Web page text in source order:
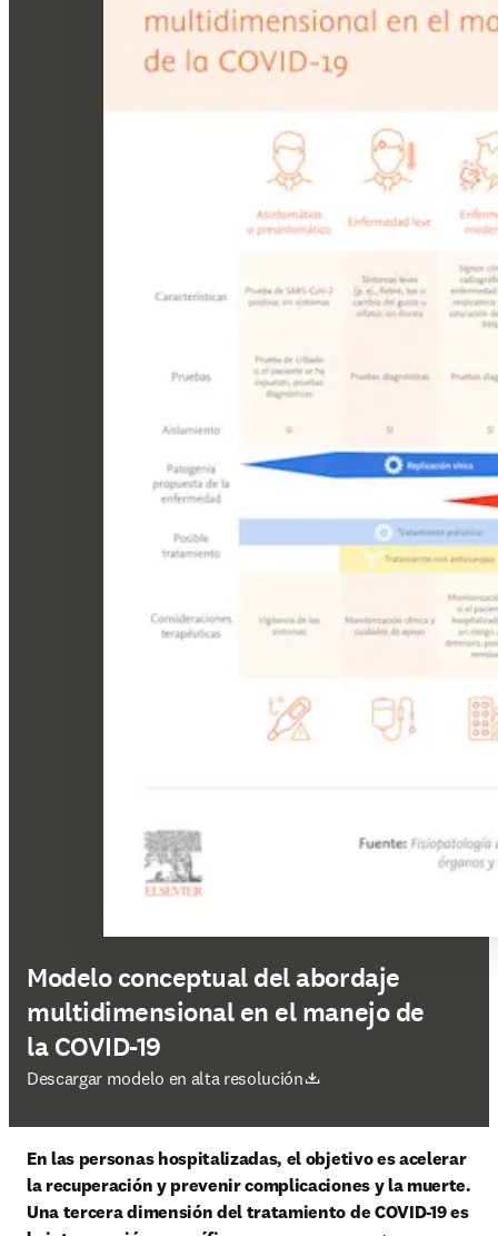
Modelo conceptual del abordaje
multidimensional en el manejo de
la COVID-19
Descargar modelo en alta resolución
se abre en una nueva pestaña/ventana
En las personas hospitalizadas, el objetivo es acelerar
la recuperación y prevenir complicaciones y la muerte.
Una tercera dimensión del tratamiento de COVID-19 es